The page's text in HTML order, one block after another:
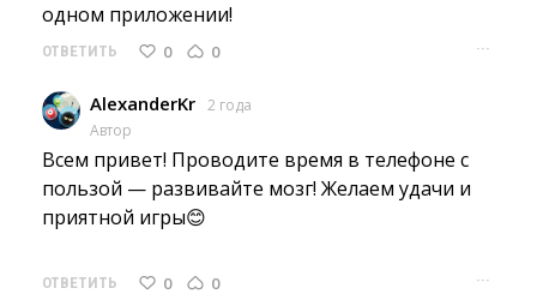
одном приложении!
ОТВЕТИТЬ 0 0 ···
AlexanderKr 2 года
Автор
Всем привет! Проводите время в телефоне с
пользой — развивайте мозг! Желаем удачи и
приятной игры😊
ОТВЕТИТЬ 0 0 ···